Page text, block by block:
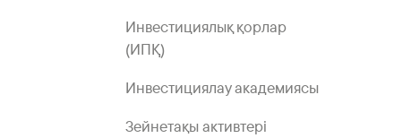
Инвестициялық қорлар
(ИПҚ)
Инвестициялау академиясы
Зейнетақы активтері